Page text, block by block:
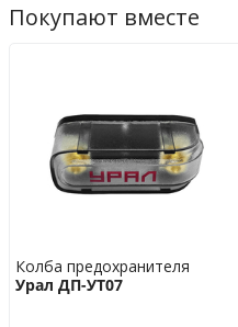
Покупают вместе
Колба предохранителя
Урал ДП-УТ07